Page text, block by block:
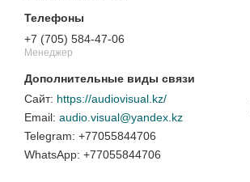
+7 (705) 584-47-06
Менеджер
https://audiovisual.kz/
audio.visual@yandex.kz
+77055844706
+77055844706